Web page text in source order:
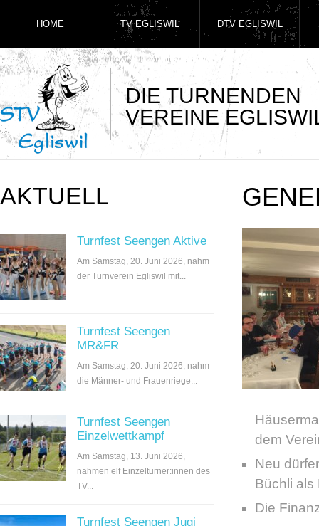
DIE TURNENDEN
VEREINE
HOME TV EGLISWIL DTV EGLISWIL
AKTUELL
Turnfest Seengen Aktive
Am Samstag, 20. Juni 2026, nahm
der Turnverein Egliswil mit...
Turnfest Seengen
MR&FR
Am Samstag, 20. Juni 2026, nahm
die Männer- und Frauenriege...
Turnfest Seengen
Einzelwettkampf
Am Samstag, 13. Juni 2026,
nahmen elf Einzelturner:innen des
TV...
Turnfest Seengen Jugi
dem
Neu
Büchli als
Die